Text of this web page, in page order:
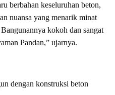
berbahan keseluruhan beton,
nuansa yang menarik minat
kokoh dan sangat
Pandan,” ujarnya.
dengan konstruksi beton